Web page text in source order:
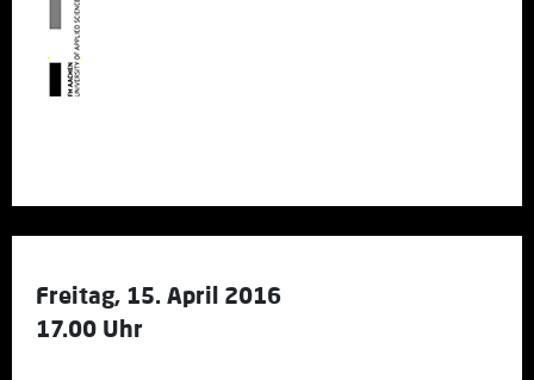
Freitag, 15. April 2016
17.00 Uhr